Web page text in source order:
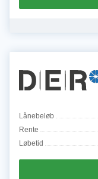
Lånebeløb
Rente
Løbetid